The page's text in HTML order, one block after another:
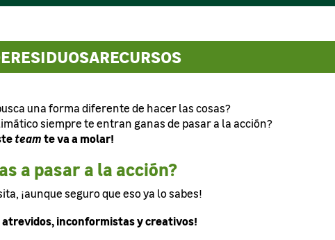
una forma diferente de hacer las cosas?
siempre te entran ganas de pasar a la acción?
teamte va a molar!
a pasar a la acción?
¡aunque seguro que eso ya lo sabes!
atrevidos, inconformistas y creativos!